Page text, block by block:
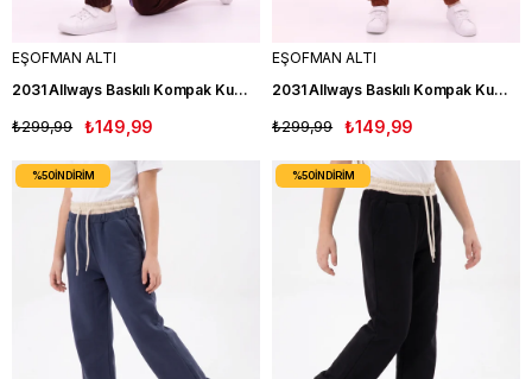
EŞOFMAN ALTI
2031 Allways Baskılı Kompak Kumaş İki İplik Kız Çocuk Eşofman ALtı KAHVE
₺149,99
₺299,99
EŞOFMAN ALTI
2031 Allways Baskılı Kompak Kumaş İki İplik Kız Çocuk Eşofman ALtı KRMT
₺149,99
₺299,99
%50İNDIRIM %50İNDIRIM